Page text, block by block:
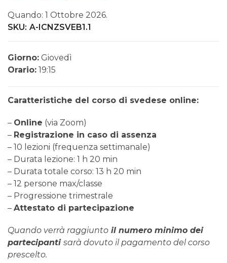
Quando: 1 Ottobre 2026.
SKU: A-ICNZSVEB1.1
Giorno: Giovedì
Orario: 19:15
Caratteristiche del corso di svedese online:
– Online (via Zoom)
– Registrazione in caso di assenza
– 10 lezioni (frequenza settimanale)
– Durata lezione: 1 h 20 min
– Durata totale corso: 13 h 20 min
– 12 persone max/classe
– Progressione trimestrale
– Attestato di partecipazione
Quando verrà raggiunto il numero minimo dei
partecipanti sarà dovuto il pagamento del corso
prescelto.